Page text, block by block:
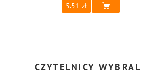
5.51
CZYTELNICY